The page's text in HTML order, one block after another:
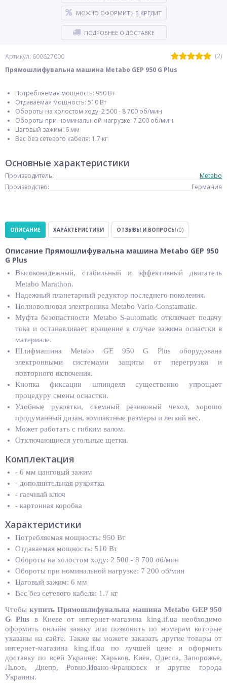
Артикул: 600627000
(2)
Прямошлифувальна машина Metabo GEP 950 G Plus
Потребляемая мощность: 950 Вт
Отдаваемая мощность: 510 Вт
Обороты на холостом ходу: 2 500 - 8 700 об/мин
Обороты при номинальной нагрузке: 7 200 об/мин
Цаговый зажим: 6 мм
Вес без сетевого кабеля: 1.7 кг
МОЖНО ОФОРМИТЬ В КРЕДИТ
ПОДРОБНЕЕ О ДОСТАВКЕ
Основные характеристики
Производитель:
Metabo
Производство:
Германия
ОПИСАНИЕ ХАРАКТЕРИСТИКИ ОТЗЫВЫ И ВОПРОСЫ (0)
Описание Прямошлифувальна машина Metabo GEP 950
G Plus
Высоконадежный, стабильный и эффективный двигатель
Metabo Marathon.
Надежный планетарный редуктор последнего поколения.
Полноволновая электроника Metabo Vario-Constamatic.
Муфта безопастности Metabo S-automatic отключает подачу
тока и останавливает вращение в случае зажима оснастки в
материале.
Шлифмашина Metabo GE 950 G Plus оборудована
электронными системами защиты от перегрузки и
повторного включения.
Кнопка фиксации шпинделя существенно упрощает
процедуру смены оснастки.
Удобные рукоятки, съемный резиновый чехол, хорошо
продуманный дизан, компактные размеры и легкий вес.
Может работать с гибким валом.
Отключающиеся угольные щетки.
Комплектация
- 6 мм цанговый зажим
- дополнительная рукоятка
- гаечный ключ
- картонная коробка
Характеристики
Потребляемая мощность: 950 Вт
Отдаваемая мощность: 510 Вт
Обороты на холостом ходу: 2 500 - 8 700 об/мин
Обороты при номинальной нагрузке: 7 200 об/мин
Цаговый зажим: 6 мм
Вес без сетевого кабеля: 1.7 кг
ЧтобыкупитьПрямошлифувальна машина Metabo GEP 950
G Plus в Киеве от интернет-магазина king.if.ua необходимо
оформить онлайн заявку или позвонить по номерам которые
указаны на сайте. Также вы можете заказать другие товары от
интернет-магазина king.if.ua по лучшей цене и оформить
доставку по всей Украине: Харьков, Киев, Одесса, Запорожье,
Львов, Днепр, Ровно,Ивано-Франковск и другие города
Украины.